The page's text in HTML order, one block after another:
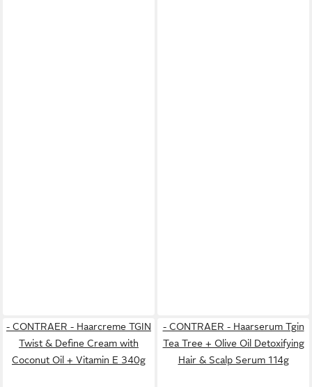
- CONTRAER - Haarcreme TGIN
Twist & Define Cream with
Coconut Oil + Vitamin E 340g
- CONTRAER - Haarserum Tgin
Tea Tree + Olive Oil Detoxifying
Hair & Scalp Serum 114g